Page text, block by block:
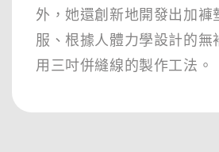
外，她還創新地開發出加褲
服、根據人體力學設計的無
用三吋併縫線的製作工法。